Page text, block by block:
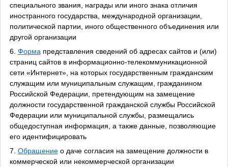
специального звания, награды или иного знака отличия
иностранного государства, международной организации,
политической партии, иного общественного объединения или
другой организации
6. Форма представления сведений об адресах сайтов и (или)
страниц сайтов в информационно-телекоммуникационной
сети «Интернет», на которых государственным гражданским
служащим или муниципальным служащим, гражданином
Российской Федерации, претендующим на замещение
должности государственной гражданской службы Российской
Федерации или муниципальной службы, размещались
общедоступная информация, а также данные, позволяющие
его идентифицировать
7. Обращениео даче согласия на замещение должности в
коммерческой или некоммерческой организации